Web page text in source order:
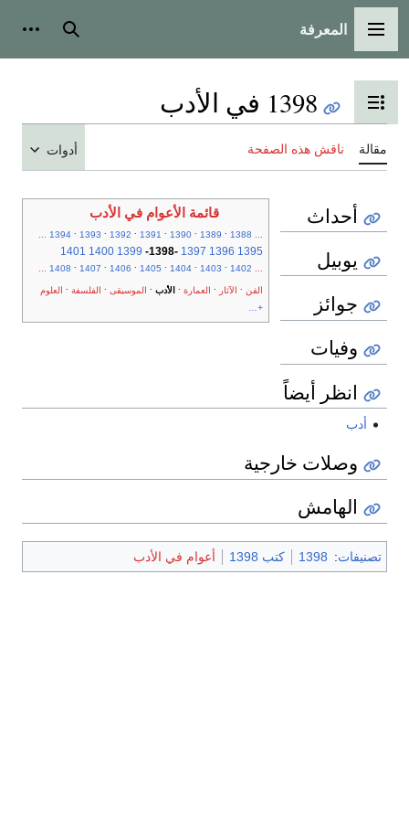
القائمة الرئيسية
المعرفة بحث
تبديل عرض جدول المحتويات
1398 في الأدب
مقالة ناقش هذه الصفحة أدوات
قائمة الأعوام في الأدب
...
1388
1389
1390
1391
1392
1393
1394
...
1395
1396
1397
-
1398
-
1399
1400
1401
...
1402
1403
1404
1405
1406
1407
1408
...
الفن الآثار العمارة الأدب الموسيقى الفلسفة
العلوم
+...
أحداث
يوبيل
جوائز
وفيات
انظر أيضاً
أدب
وصلات خارجية
الهامش
تصنيفات:
1398 كتب 1398 أعوام في الأدب